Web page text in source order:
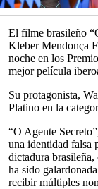
El filme brasileño
Kleber Mendonça
noche en los
mejor película
Su protagonista,
Platino en la
“O Agente
una identidad falsa
dictadura
ha sido
recibir múltiples